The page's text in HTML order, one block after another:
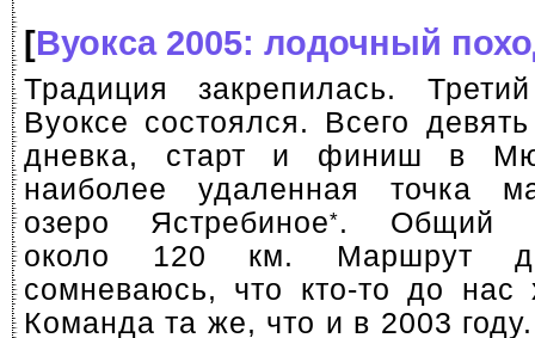
[Вуокса 2005: лодочный
Традиция закрепилась.
Вуоксе состоялся. Всего
дневка, старт и финиш в
наиболее удаленная точка
озеро Ястребиное*. Общий
около 120 км. Маршрут
сомневаюсь, что кто-то до нас
Команда та же, что и в 2003